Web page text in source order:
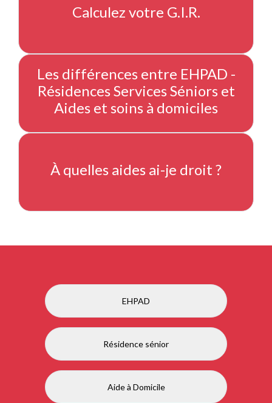
Calculez votre G.I.R.
Les différences entre EHPAD -
Résidences Services Séniors et
Aides et soins à domiciles
À quelles aides ai-je droit ?
EHPAD
Résidence sénior
Aide à Domicile